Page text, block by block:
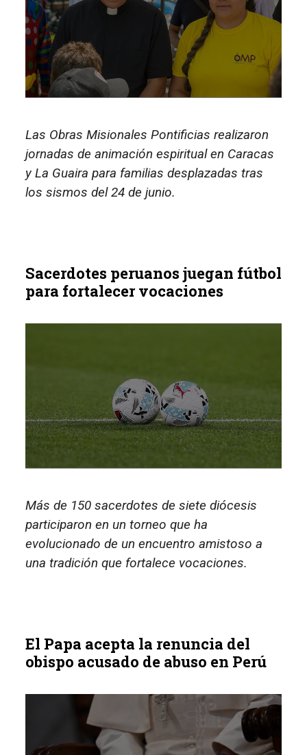
Las Obras Misionales Pontificias realizaron
jornadas de animación espiritual en Caracas
y La Guaira para familias desplazadas tras
los sismos del 24 de junio.
Sacerdotes peruanos juegan fútbol
para fortalecer vocaciones
Más de 150 sacerdotes de siete diócesis
participaron en un torneo que ha
evolucionado de un encuentro amistoso a
una tradición que fortalece vocaciones.
El Papa acepta la renuncia del
obispo acusado de abuso en Perú